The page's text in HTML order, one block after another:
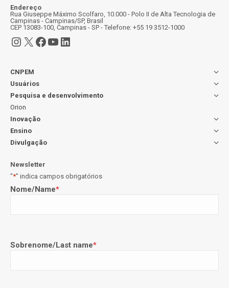
Endereço
Rua Giuseppe Máximo Scolfaro, 10.000 - Polo II de Alta Tecnologia de
Campinas - Campinas/SP, Brasil
CEP 13083-100, Campinas - SP - Telefone: +55 19 3512-1000
Instagram
X Facebook
Youtube
LinkedIn
CNPEM
Usuários
Pesquisa e desenvolvimento
Orion
Inovação
Ensino
Divulgação
Newsletter
"*" indica campos obrigatórios
Nome/Name*
Sobrenome/Last name*